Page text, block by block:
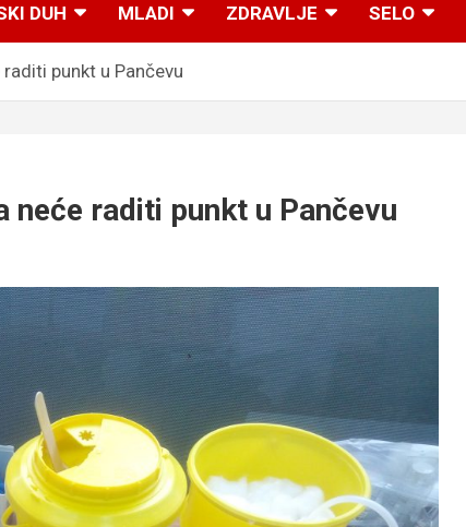
DUH MLADI ZDRAVLJE SELO
punkt u Pančevu
neće raditi punkt u Pančevu